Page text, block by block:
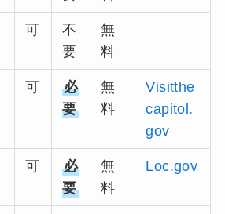
可
不
要
無
料
可
必
要
無
料
Visitthe
capitol.
gov
可
必
要
無
料
Loc.gov